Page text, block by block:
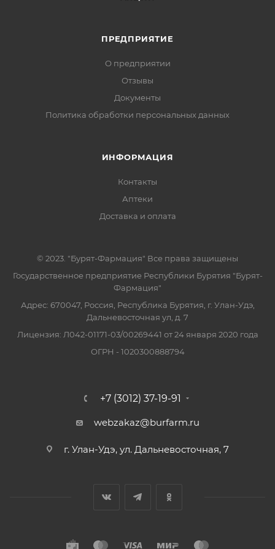
ПРЕДПРИЯТИЕ
О предприятии
Отзывы
Документы
Политика обработки персональных данных
ИНФОРМАЦИЯ
Контакты
Аптеки
Доставка и оплата
© 2023. "Бурят-Фармация" Все права защищены
Государственное предприятие Республики Бурятия "Бурят-
Фармация"
Адрес: 670047, Россия, Республика Бурятия, г. Улан-Удэ,
Дальневосточная ул, д. 7
Лицензия: Л042-01171-03/00269441 от 24 января 2020 года
ОГРН - 1020300888794
+7 (3012) 37-19-91
webzakaz@burfarm.ru
г. Улан-Удэ, ул. Дальневосточная, 7